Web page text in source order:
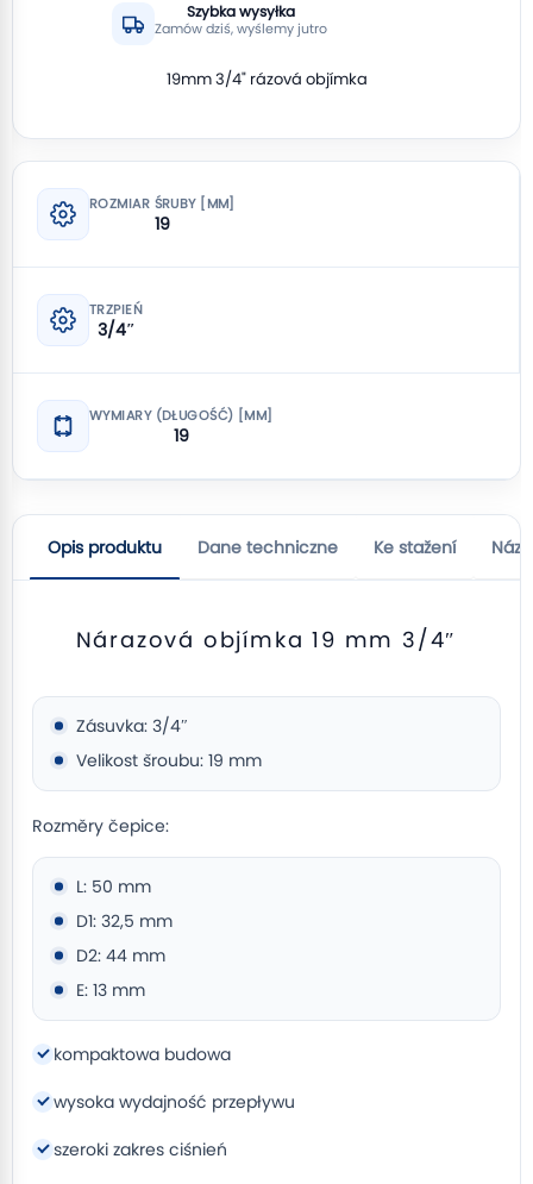
Szybka wysyłka
Zamów dziś, wyślemy jutro
19mm 3/4" rázová objímka
ROZMIAR ŚRUBY [MM]
19
TRZPIEŃ
3/4″
WYMIARY (DŁUGOŚĆ) [MM]
19
Opis produktu Dane techniczne Ke stažení
Nárazová objímka 19 mm 3/4″
Zásuvka: 3/4″
Velikost šroubu: 19 mm
Rozměry čepice:
L: 50 mm
D1: 32,5 mm
D2: 44 mm
E: 13 mm
kompaktowa budowa
wysoka wydajność przepływu
szeroki zakres ciśnień